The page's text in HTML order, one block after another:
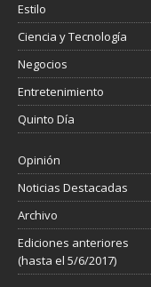
Estilo
Ciencia y Tecnología
Negocios
Entretenimiento
Quinto Día
Opinión
Noticias Destacadas
Archivo
Ediciones anteriores
(hasta el 5/6/2017)